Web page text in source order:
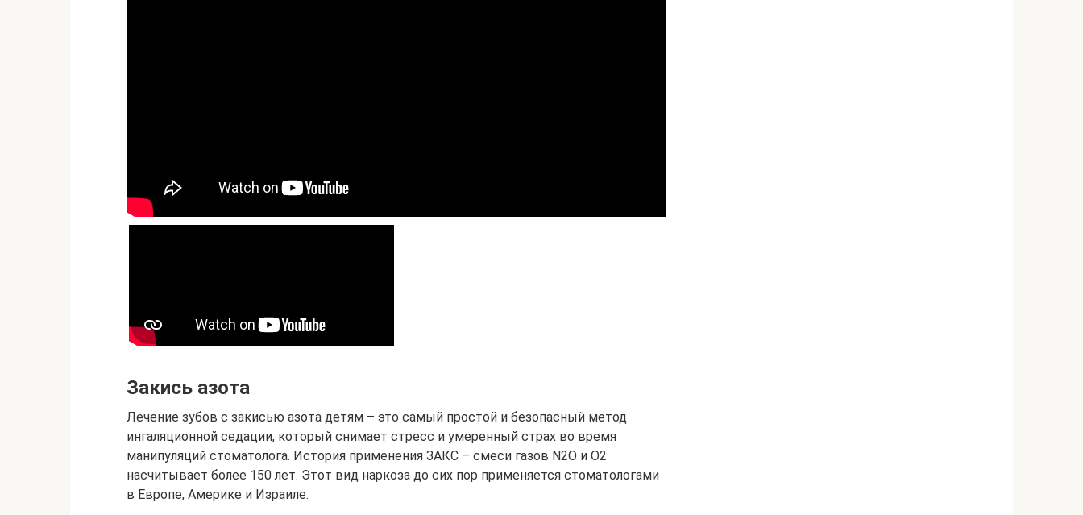
Закись азота
Лечение зубов с закисью азота детям – это самый простой и безопасный метод
ингаляционной седации, который снимает стресс и умеренный страх во время
манипуляций стоматолога. История применения ЗАКС – смеси газов N2O и O2
насчитывает более 150 лет. Этот вид наркоза до сих пор применяется стоматологами
в Европе, Америке и Израиле.